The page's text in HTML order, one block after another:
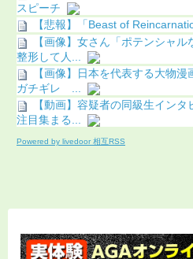
スピーチ
【悲報】「Beast of
【画像】女さん「ポテンシャ
整形して人...
【画像】日本を代表する大物
ガチギレ ...
【動画】容疑者の同級生イン
注目集まる...
Powered by livedoor 相互RSS